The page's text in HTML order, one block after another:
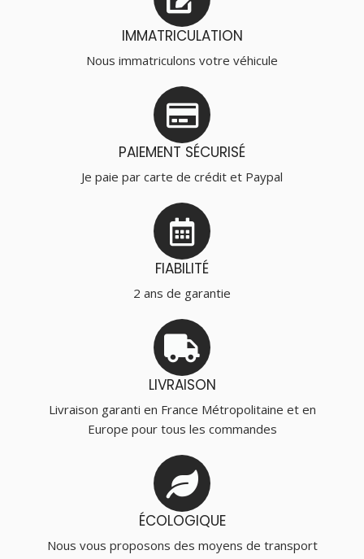
IMMATRICULATION
Nous immatriculons votre véhicule
PAIEMENT SÉCURISÉ
Je paie par carte de crédit et Paypal
FIABILITÉ
2 ans de garantie
LIVRAISON
Livraison garanti en France Métropolitaine et en
Europe pour tous les commandes
ÉCOLOGIQUE
Nous vous proposons des moyens de transport